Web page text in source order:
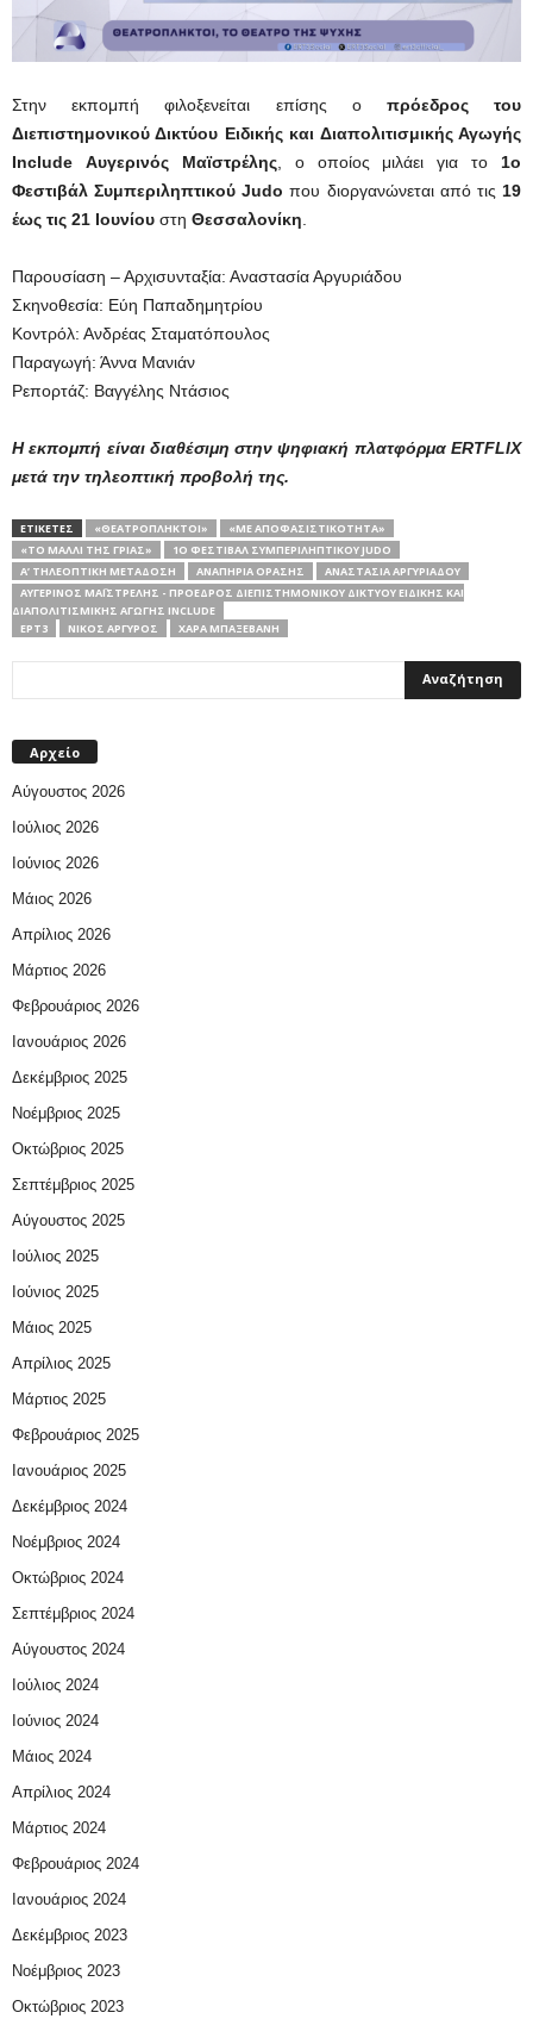
Στην εκπομπή φιλοξενείται επίσης ο πρόεδρος του
Διεπιστημονικού Δικτύου Ειδικής και Διαπολιτισμικής Αγωγής
Include Αυγερινός Μαϊστρέλης, ο οποίος μιλάει για το 1ο
Φεστιβάλ Συμπεριληπτικού Judo που διοργανώνεται από τις 19
έως τις 21 Ιουνίου στη Θεσσαλονίκη
Παρουσίαση – Αρχισυνταξία: Αναστασία Αργυριάδου
Σκηνοθεσία: Εύη Παπαδημητρίου
Κοντρόλ: Ανδρέας Σταματόπουλος
Παραγωγή: Άννα Μανιάν
Ρεπορτάζ: Βαγγέλης Ντάσιος
Η εκπομπή είναι διαθέσιμη στην ψηφιακή πλατφόρμα ERTFLIX
μετά την τηλεοπτική προβολή της.
ΕΤΙΚΕΤΕΣ «ΘΕΑΤΡΌΠΛΗΚΤΟΙ»
«ΜΕ ΑΠΟΦΑΣΙΣΤΙΚΌΤΗΤΑ»
«ΤΟ ΜΑΛΛΊ ΤΗΣ ΓΡΙΆΣ»
1Ο ΦΕΣΤΙΒΆΛ ΣΥΜΠΕΡΙΛΗΠΤΙΚΟΎ JUDO
Α’ ΤΗΛΕΟΠΤΙΚΉ ΜΕΤΆΔΟΣΗ
ΑΝΑΠΗΡΊΑ ΌΡΑΣΗΣ
ΑΝΑΣΤΑΣΊΑ ΑΡΓΥΡΙΆΔΟΥ
ΑΥΓΕΡΙΝΌΣ ΜΑΪΣΤΡΈΛΗΣ - ΠΡΌΕΔΡΟΣ ΔΙΕΠΙΣΤΗΜΟΝΙΚΟΎ ΔΙΚΤΎΟΥ ΕΙΔΙΚΉΣ ΚΑΙ
ΔΙΑΠΟΛΙΤΙΣΜΙΚΉΣ ΑΓΩΓΉΣ INCLUDE
ΕΡΤ3
ΝΊΚΟΣ ΑΡΓΥΡΌΣ ΧΑΡΆ ΜΠΑΞΕΒΆΝΗ
Αρχείο
Αύγουστος 2026
Ιούλιος 2026
Ιούνιος 2026
Μάιος 2026
Απρίλιος 2026
Μάρτιος 2026
Φεβρουάριος 2026
Ιανουάριος 2026
Δεκέμβριος 2025
Νοέμβριος 2025
Οκτώβριος 2025
Σεπτέμβριος 2025
Αύγουστος 2025
Ιούλιος 2025
Ιούνιος 2025
Μάιος 2025
Απρίλιος 2025
Μάρτιος 2025
Φεβρουάριος 2025
Ιανουάριος 2025
Δεκέμβριος 2024
Νοέμβριος 2024
Οκτώβριος 2024
Σεπτέμβριος 2024
Αύγουστος 2024
Ιούλιος 2024
Ιούνιος 2024
Μάιος 2024
Απρίλιος 2024
Μάρτιος 2024
Φεβρουάριος 2024
Ιανουάριος 2024
Δεκέμβριος 2023
Νοέμβριος 2023
Οκτώβριος 2023